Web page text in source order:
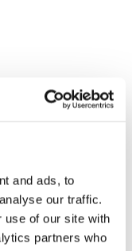
and ads, to
our traffic.
use of our site with
partners who